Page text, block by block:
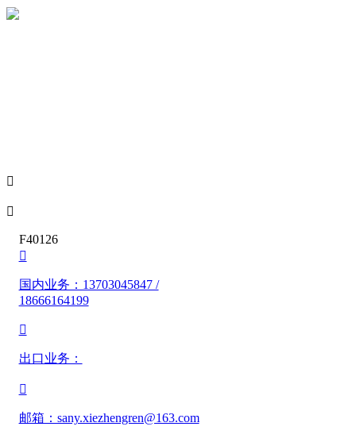


F40126

国内业务：13703045847 /
18666164199

出口业务：

邮箱：sany.xiezhengren@163.com